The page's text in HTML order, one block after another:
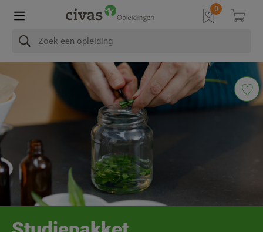
In het kort Na afronding Programma Diploma &